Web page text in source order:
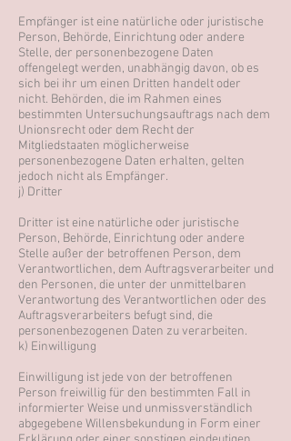
Empfänger ist eine natürliche oder juristische
Person, Behörde, Einrichtung oder andere
Stelle, der personenbezogene Daten
offengelegt werden, unabhängig davon, ob es
sich bei ihr um einen Dritten handelt oder
nicht. Behörden, die im Rahmen eines
bestimmten Untersuchungsauftrags nach dem
Unionsrecht oder dem Recht der
Mitgliedstaaten möglicherweise
personenbezogene Daten erhalten, gelten
jedoch nicht als Empfänger.
j) Dritter
Dritter ist eine natürliche oder juristische
Person, Behörde, Einrichtung oder andere
Stelle außer der betroffenen Person, dem
Verantwortlichen, dem Auftragsverarbeiter und
den Personen, die unter der unmittelbaren
Verantwortung des Verantwortlichen oder des
Auftragsverarbeiters befugt sind, die
personenbezogenen Daten zu verarbeiten.
k) Einwilligung
Einwilligung ist jede von der betroffenen
Person freiwillig für den bestimmten Fall in
informierter Weise und unmissverständlich
abgegebene Willensbekundung in Form einer